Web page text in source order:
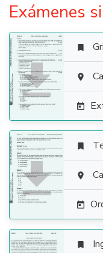
Exámenes








